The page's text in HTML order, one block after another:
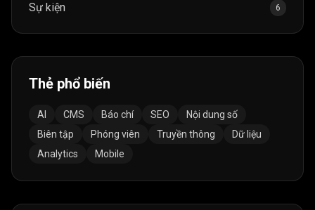
Sự kiện 6
Thẻ phổ biến
AI CMS Báo chí SEO
Nội dung số
Biên tập
Phóng viên Truyền thông
Dữ liệu
Analytics
Mobile